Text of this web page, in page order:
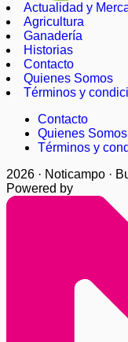
Actualidad y
Agricultura
Ganadería
Historias
Contacto
Quienes Somos
Términos y
Contacto
Quienes Somos
Términos y
2026 · Noticampo ·
Powered by